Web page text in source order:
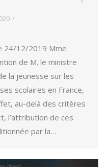
24/12/2019 Mme
de M. le ministre
la jeunesse sur les
scolaires en France,
au-delà des critères
l’attribution de ces
par la…